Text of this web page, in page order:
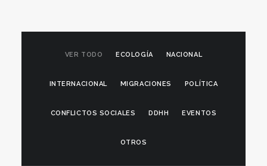
VER TODO ECOLOGÍA NACIONAL
INTERNACIONAL MIGRACIONES POLÍTICA
CONFLICTOS SOCIALES DDHH EVENTOS
OTROS